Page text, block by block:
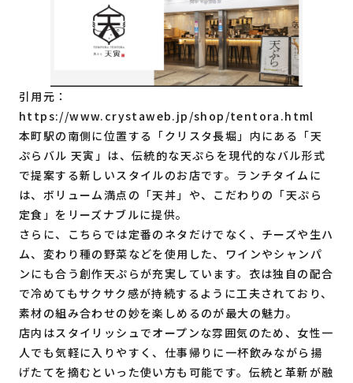
引用元：
https://www.crystaweb.jp/shop/tentora.html
本町駅の南側に位置する「クリスタ長堀」内にある「天
ぷらバル 天寅」は、伝統的な天ぷらを現代的なバル形式
で提案する新しいスタイルのお店です。ランチタイムに
は、ボリューム満点の「天丼」や、こだわりの「天ぷら
定食」をリーズナブルに提供。
さらに、こちらでは定番のネタだけでなく、チーズや生ハ
ム、変わり種の野菜などを使用した、ワインやシャンパ
ンにも合う創作天ぷらが充実しています。衣は独自の配合
で冷めてもサクサク感が持続するように工夫されており、
素材の組み合わせの妙を楽しめるのが最大の魅力。
店内はスタイリッシュでオープンな雰囲気のため、女性一
人でも気軽に入りやすく、仕事帰りに一杯飲みながら揚
げたてを摘むといった使い方も可能です。伝統と革新が融